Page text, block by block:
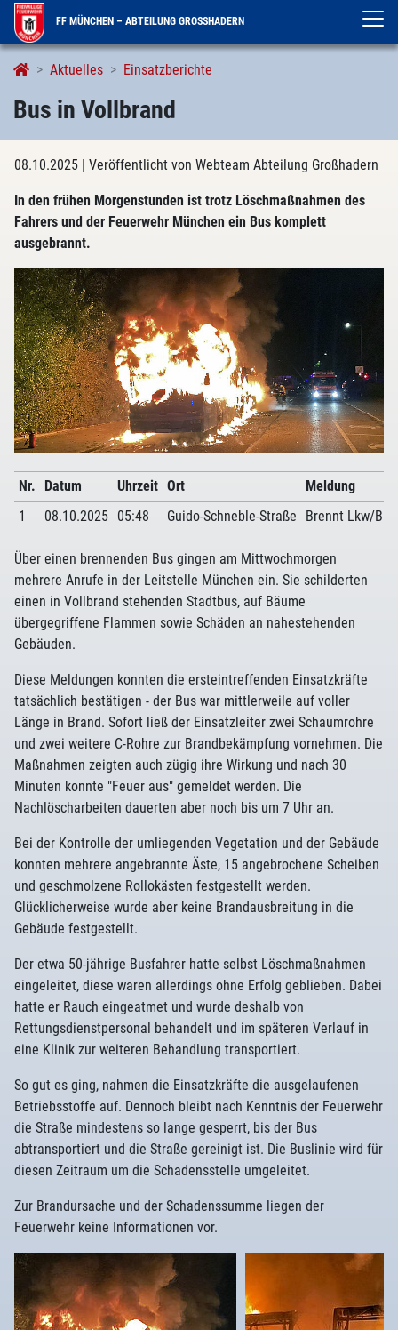
FF MÜNCHEN – ABTEILUNG GROSSHADERN
Aktuelles Einsatzberichte
Bus in Vollbrand
08.10.2025 | Veröffentlicht von Webteam Abteilung Großhadern
In den frühen Morgenstunden ist trotz Löschmaßnahmen des
Fahrers und der Feuerwehr München ein Bus komplett
ausgebrannt.
Nr. Datum Uhrzeit Ort
Meldung
1
08.10.2025 05:48 Guido-Schneble-Straße Brennt Lkw/Bus
Über einen brennenden Bus gingen am Mittwochmorgen
mehrere Anrufe in der Leitstelle München ein. Sie schilderten
einen in Vollbrand stehenden Stadtbus, auf Bäume
übergegriffene Flammen sowie Schäden an nahestehenden
Gebäuden.
Diese Meldungen konnten die ersteintreffenden Einsatzkräfte
tatsächlich bestätigen - der Bus war mittlerweile auf voller
Länge in Brand. Sofort ließ der Einsatzleiter zwei Schaumrohre
und zwei weitere C-Rohre zur Brandbekämpfung vornehmen. Die
Maßnahmen zeigten auch zügig ihre Wirkung und nach 30
Minuten konnte "Feuer aus" gemeldet werden. Die
Nachlöscharbeiten dauerten aber noch bis um 7 Uhr an.
Bei der Kontrolle der umliegenden Vegetation und der Gebäude
konnten mehrere angebrannte Äste, 15 angebrochene Scheiben
und geschmolzene Rollokästen festgestellt werden.
Glücklicherweise wurde aber keine Brandausbreitung in die
Gebäude festgestellt.
Der etwa 50-jährige Busfahrer hatte selbst Löschmaßnahmen
eingeleitet, diese waren allerdings ohne Erfolg geblieben. Dabei
hatte er Rauch eingeatmet und wurde deshalb von
Rettungsdienstpersonal behandelt und im späteren Verlauf in
eine Klinik zur weiteren Behandlung transportiert.
So gut es ging, nahmen die Einsatzkräfte die ausgelaufenen
Betriebsstoffe auf. Dennoch bleibt nach Kenntnis der Feuerwehr
die Straße mindestens so lange gesperrt, bis der Bus
abtransportiert und die Straße gereinigt ist. Die Buslinie wird für
diesen Zeitraum um die Schadensstelle umgeleitet.
Zur Brandursache und der Schadenssumme liegen der
Feuerwehr keine Informationen vor.